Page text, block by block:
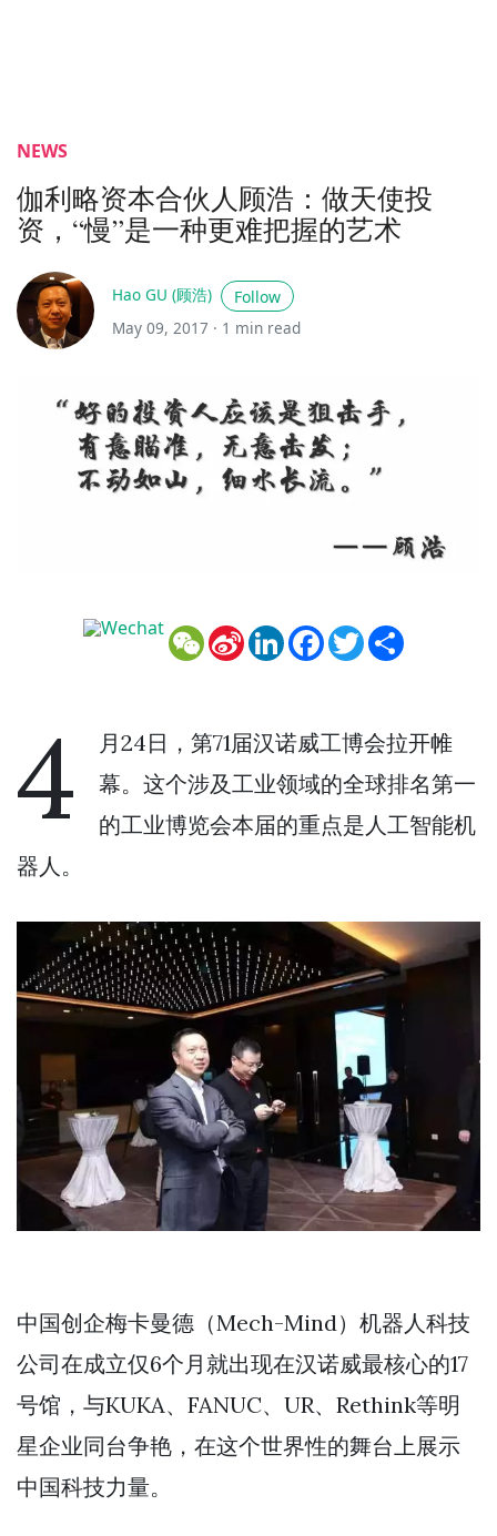
NEWS
伽利略资本合伙人顾浩：做天使投
资，“慢”是一种更难把握的艺术
Hao GU (顾浩)
Follow
May 09, 2017 · 1 min read
WeChat
Sina
Weibo
LinkedInFacebook
Twitter
4
月24日，第71届汉诺威工博会拉开帷
幕。这个涉及工业领域的全球排名第一
的工业博览会本届的重点是人工智能机
器人。
中国创企梅卡曼德（Mech-Mind）机器人科技
公司在成立仅6个月就出现在汉诺威最核心的17
号馆，与KUKA、FANUC、UR、Rethink等明
星企业同台争艳，在这个世界性的舞台上展示
中国科技力量。